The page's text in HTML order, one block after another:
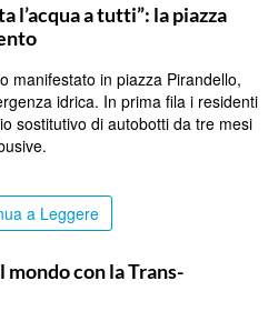
l’acqua a tutti”: la piazza
manifestato in piazza Pirandello,
idrica. In prima fila i residenti
sostitutivo di autobotti da tre mesi
a Leggere
con la Trans-